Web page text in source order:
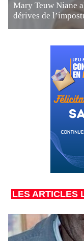
Mary Teuw Niane
dérives de
LES ARTICLES